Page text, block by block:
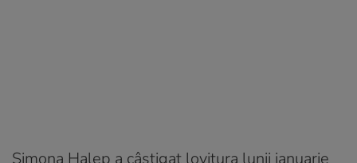
Simona Halep a câştigat lovitura lunii ianuarie